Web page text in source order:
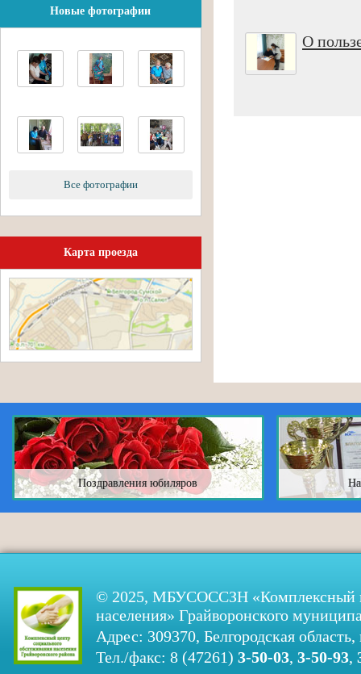
Новые фотографии
Все фотографии
Карта проезда
О
Поздравления юбиляров
© 2025, МБУСОССЗН «Комплексный
населения» Грайворонского
Адрес: 309370, Белгородская
Тел./факс: 8 (47261) 3-50-03, 3-50-93,